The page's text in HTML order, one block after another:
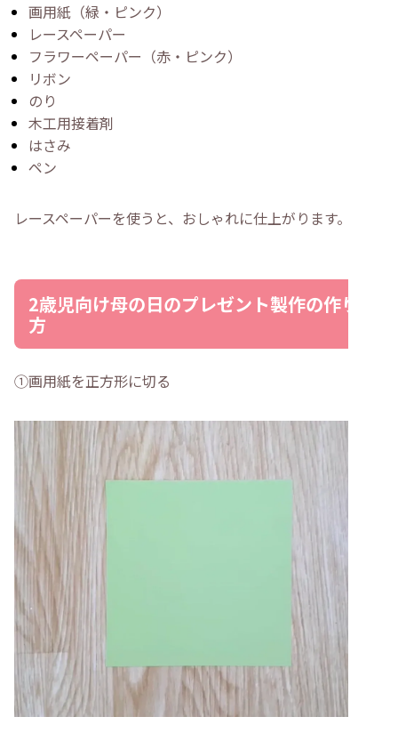
画用紙（緑・ピンク）
レースペーパー
フラワーペーパー（赤・ピンク）
リボン
のり
木工用接着剤
はさみ
ペン
レースペーパーを使うと、おしゃれに仕上がります。
2歳児向け母の日のプレゼント製作の作り
方
①画用紙を正方形に切る